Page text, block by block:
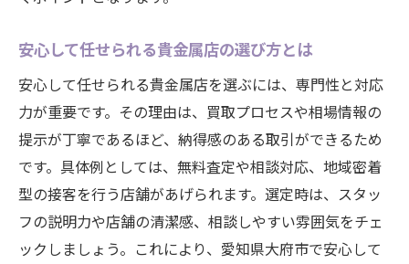
安心して任せられる貴金属店の選び方とは
安心して任せられる貴金属店を選ぶには、専門性と対応
力が重要です。その理由は、買取プロセスや相場情報の
提示が丁寧であるほど、納得感のある取引ができるため
です。具体例としては、無料査定や相談対応、地域密着
型の接客を行う店舗があげられます。選定時は、スタッ
フの説明力や店舗の清潔感、相談しやすい雰囲気をチェ
ックしましょう。これにより、愛知県大府市で安心して